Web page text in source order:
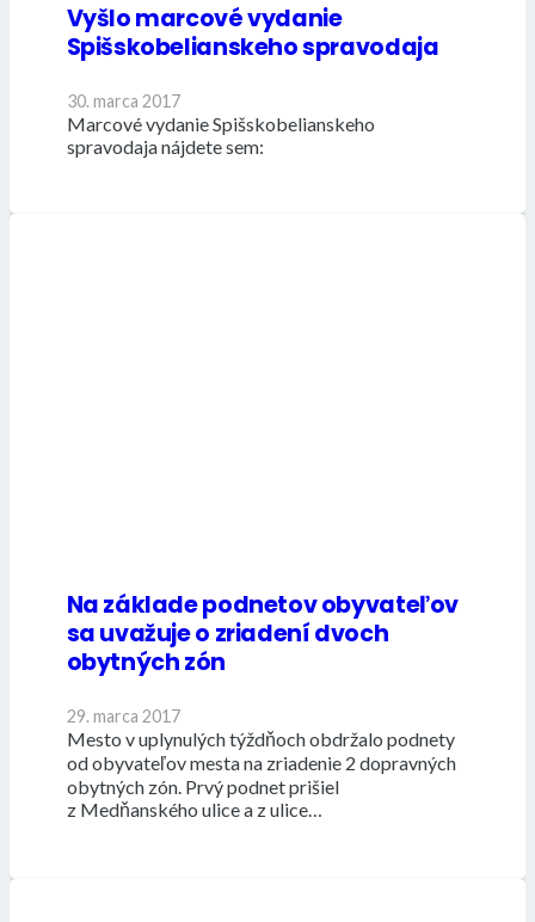
Vyšlo marcové vydanie
Spišskobelianskeho spravodaja
30. marca 2017
Marcové vydanie Spišskobelianskeho
spravodaja nájdete sem:
Na základe podnetov obyvateľov
sa uvažuje o zriadení dvoch
obytných zón
29. marca 2017
Mesto v uplynulých týždňoch obdržalo podnety
od obyvateľov mesta na zriadenie 2 dopravných
obytných zón. Prvý podnet prišiel
z Medňanského ulice a z ulice…